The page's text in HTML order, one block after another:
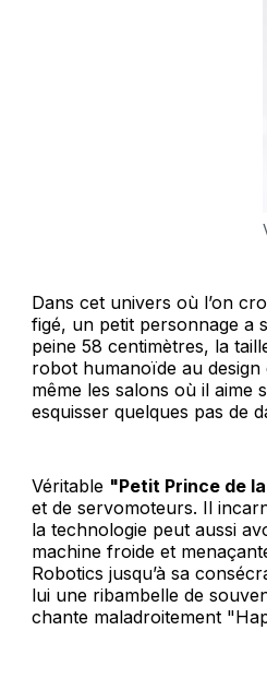
Dans cet univers où l’on
figé, un petit personnage a
peine 58 centimètres, la
robot humanoïde au
même les salons où il aime
esquisser quelques pas de
Véritable "Petit Prince de
et de servomoteurs. Il
la technologie peut aussi
machine froide et
Robotics jusqu’à sa
lui une ribambelle de
chante maladroitement